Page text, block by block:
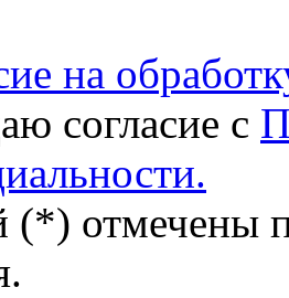
на
согласие с
(*) отмечены